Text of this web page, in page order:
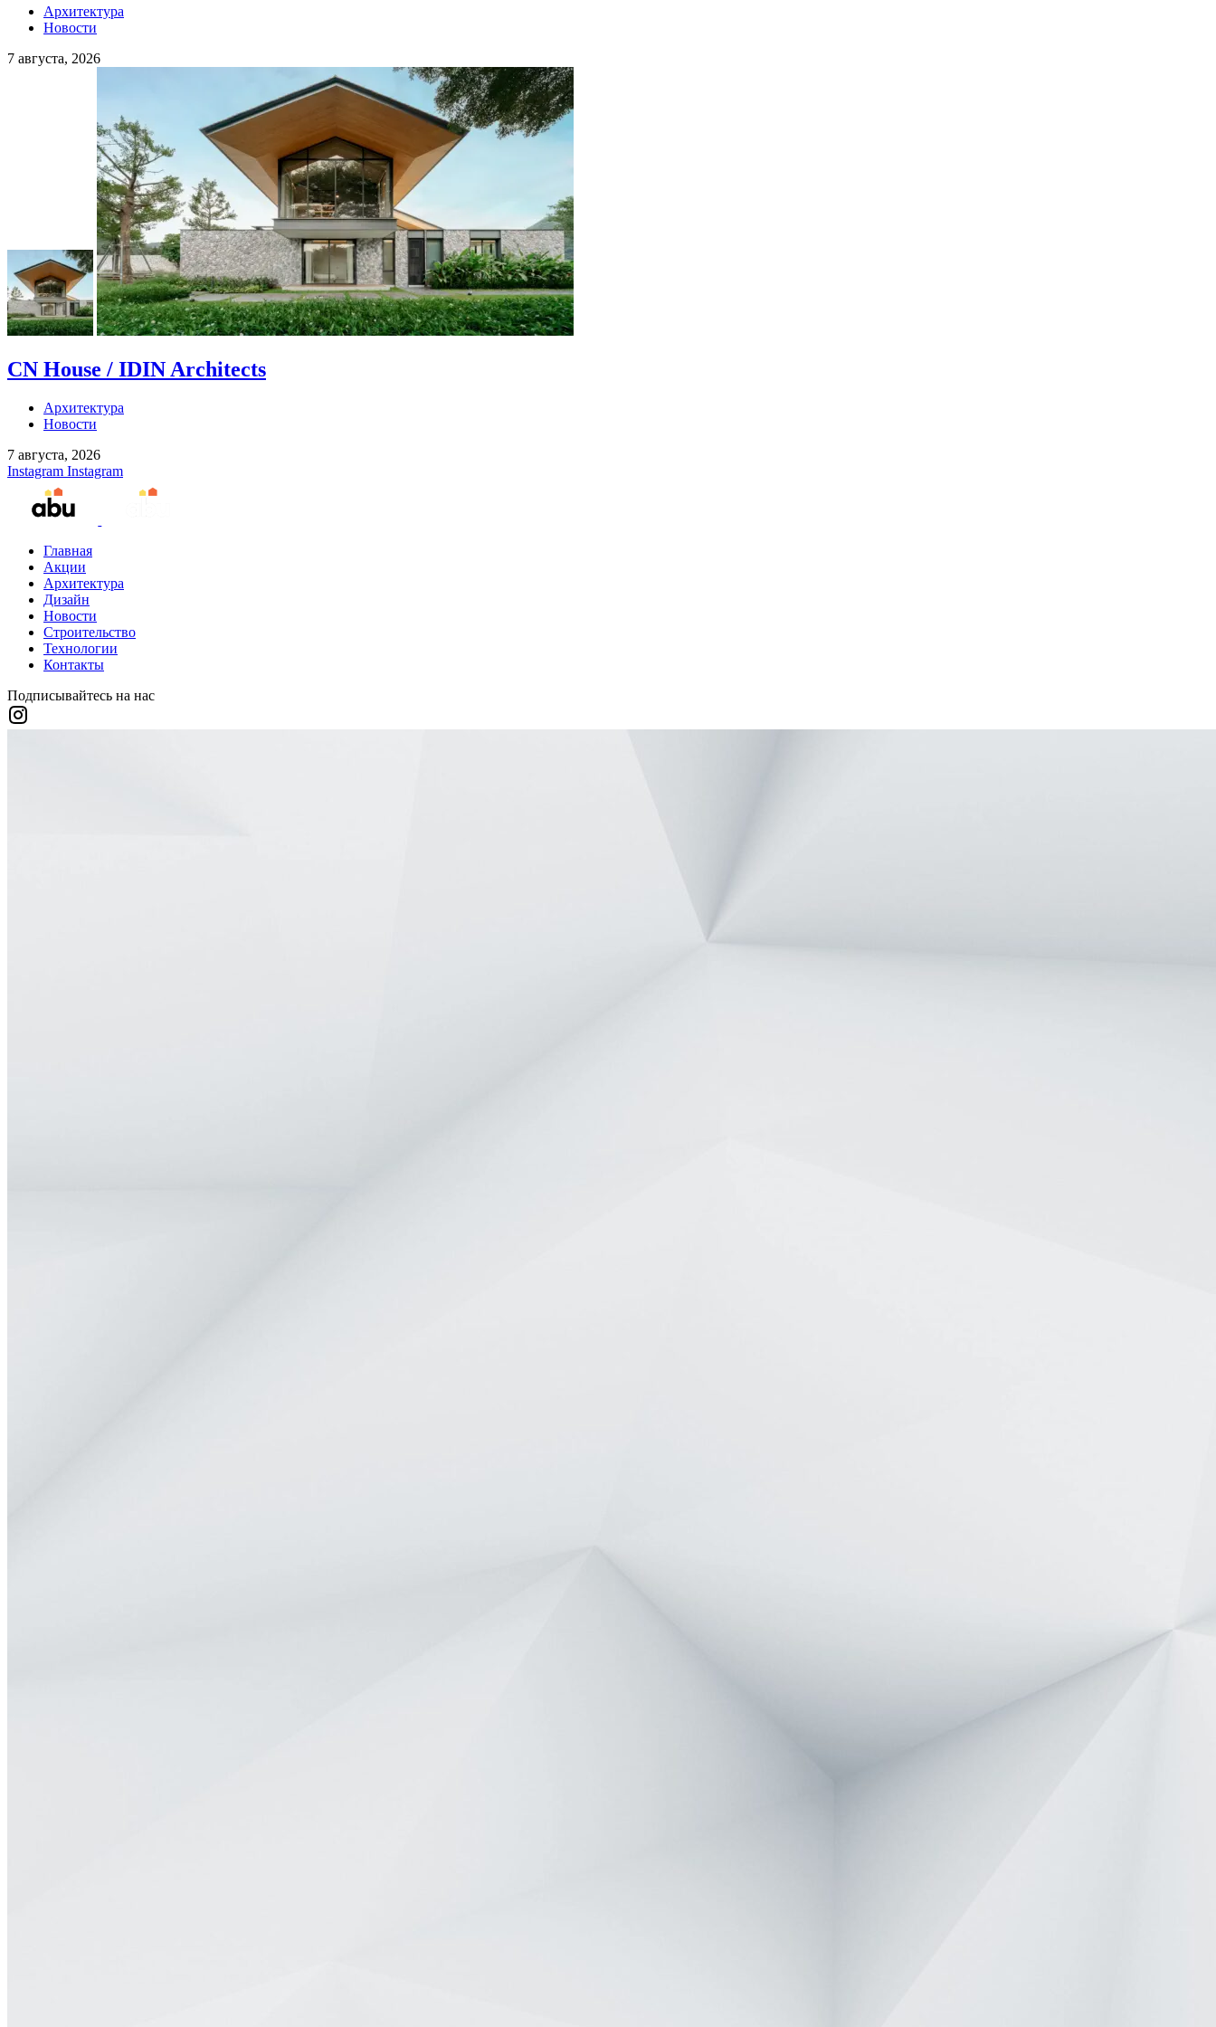
Архитектура
Новости
7 августа, 2026
CN House / IDIN Architects
Архитектура
Новости
7 августа, 2026
Instagram Instagram
Главная
Акции
Архитектура
Дизайн
Новости
Строительство
Технологии
Контакты
Подписывайтесь на нас